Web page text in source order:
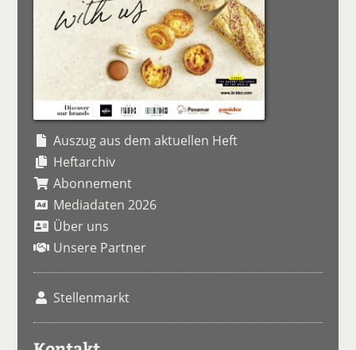
Auszug aus dem aktuellen Heft
Heftarchiv
Abonnement
Mediadaten 2026
Über uns
Unsere Partner
Stellenmarkt